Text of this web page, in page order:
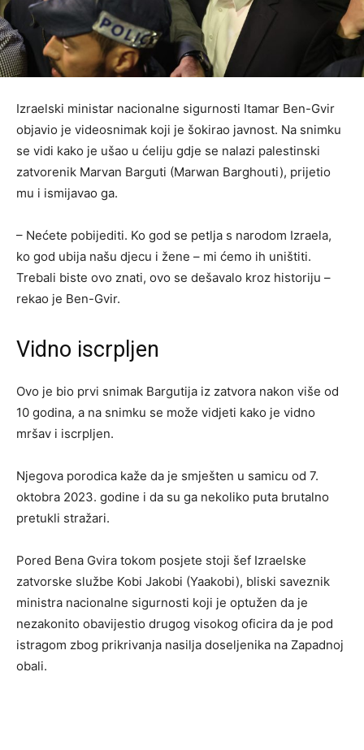
Izraelski ministar nacionalne sigurnosti Itamar Ben-Gvir
objavio je videosnimak koji je šokirao javnost. Na snimku
se vidi kako je ušao u ćeliju gdje se nalazi palestinski
zatvorenik Marvan Barguti (Marwan Barghouti), prijetio
mu i ismijavao ga.
– Nećete pobijediti. Ko god se petlja s narodom Izraela,
ko god ubija našu djecu i žene – mi ćemo ih uništiti.
Trebali biste ovo znati, ovo se dešavalo kroz historiju –
rekao je Ben-Gvir.
Vidno iscrpljen
Ovo je bio prvi snimak Bargutija iz zatvora nakon više od
10 godina, a na snimku se može vidjeti kako je vidno
mršav i iscrpljen.
Njegova porodica kaže da je smješten u samicu od 7.
oktobra 2023. godine i da su ga nekoliko puta brutalno
pretukli stražari.
Pored Bena Gvira tokom posjete stoji šef Izraelske
zatvorske službe Kobi Jakobi (Yaakobi), bliski saveznik
ministra nacionalne sigurnosti koji je optužen da je
nezakonito obavijestio drugog visokog oficira da je pod
istragom zbog prikrivanja nasilja doseljenika na Zapadnoj
obali.